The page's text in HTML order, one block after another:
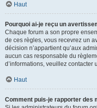
Haut
Pourquoi ai-je reçu un
Chaque forum a son propre
de ces règles, vous recevrez un
décision n’appartient qu’aux
aucun cas responsable du
d’informations, veuillez contacter
Haut
Comment puis-je rapporter des